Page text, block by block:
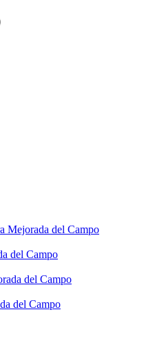
Mejorada del Campo
del Campo
del Campo
del Campo